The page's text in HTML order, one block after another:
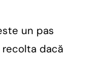
un pas
dacă